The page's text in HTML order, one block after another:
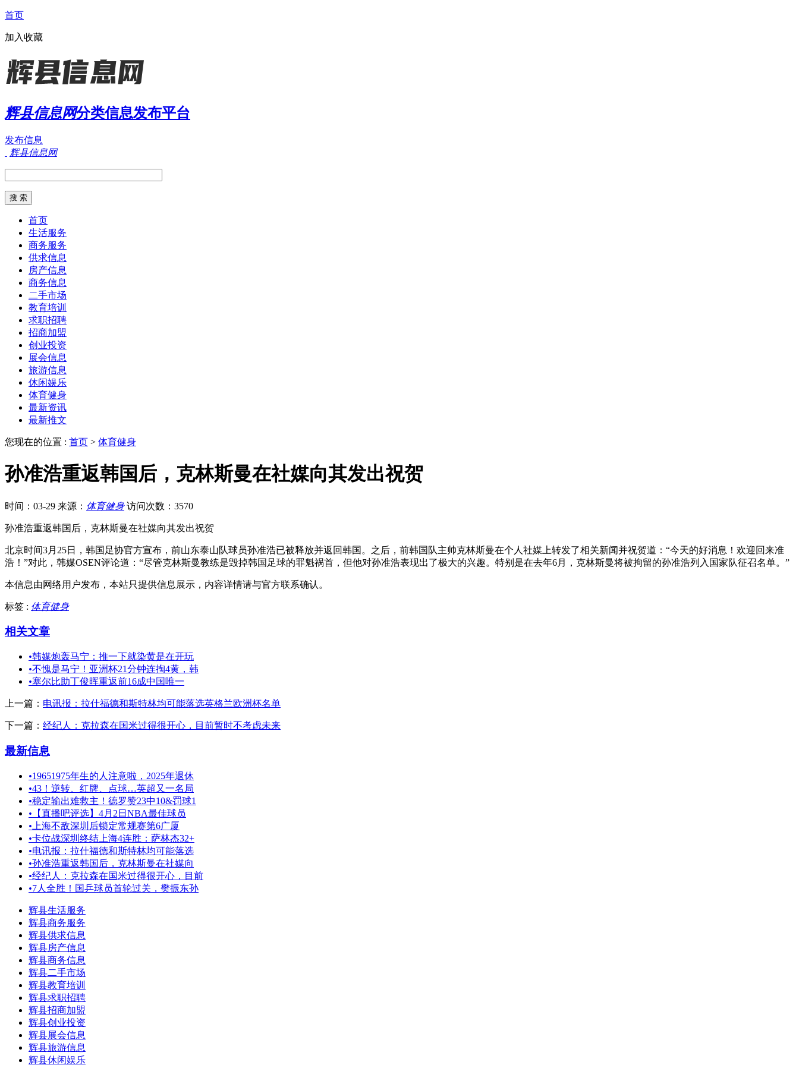
首页
加入收藏
辉县信息网分类信息发布平台
发布信息
辉县信息网
首页
生活服务
商务服务
供求信息
房产信息
商务信息
二手市场
教育培训
求职招聘
招商加盟
创业投资
展会信息
旅游信息
休闲娱乐
体育健身
最新资讯
最新推文
您现在的位置 : 首页 > 体育健身
孙准浩重返韩国后，克林斯曼在社媒向其发出祝贺
时间：03-29 来源： 体育健身 访问次数：3570
孙准浩重返韩国后，克林斯曼在社媒向其发出祝贺
北京时间3月25日，韩国足协官方宣布，前山东泰山队球员孙准浩已被释放并返回韩国。之后，前韩国队主帅克林斯曼在个人社媒上转发了相关新闻并祝贺道：“今天的好消息！欢迎回来准
浩！”对此，韩媒OSEN评论道：“尽管克林斯曼教练是毁掉韩国足球的罪魁祸首，但他对孙准浩表现出了极大的兴趣。特别是在去年6月，克林斯曼将被拘留的孙准浩列入国家队征召名单。”
本信息由网络用户发布， 本站只提供信息展示，内容详情请与官方联系确认。
标签 : 体育健身
相关文章
•韩媒炮轰马宁：推一下就染黄是在开玩
•不愧是马宁！亚洲杯21分钟连掏4黄，韩
•塞尔比助丁俊晖重返前16成中国唯一
上一篇： 电讯报：拉什福德和斯特林均可能落选英格兰欧洲杯名单
下一篇： 经纪人：克拉森在国米过得很开心，目前暂时不考虑未来
最新信息
•19651975年生的人注意啦，2025年退休
•43！逆转、红牌、点球…英超又一名局
•稳定输出难救主！德罗赞23中10&罚球1
• 【直播吧评选】4月2日NBA最佳球员
• 上海不敌深圳后锁定常规赛第6广厦
•卡位战深圳终结上海4连胜：萨林杰32+
•电讯报：拉什福德和斯特林均可能落选
•孙准浩重返韩国后，克林斯曼在社媒向
•经纪人：克拉森在国米过得很开心，目前
•7人全胜！国乒球员首轮过关，樊振东孙
辉县生活服务
辉县商务服务
辉县供求信息
辉县房产信息
辉县商务信息
辉县二手市场
辉县教育培训
辉县求职招聘
辉县招商加盟
辉县创业投资
辉县展会信息
辉县旅游信息
辉县休闲娱乐